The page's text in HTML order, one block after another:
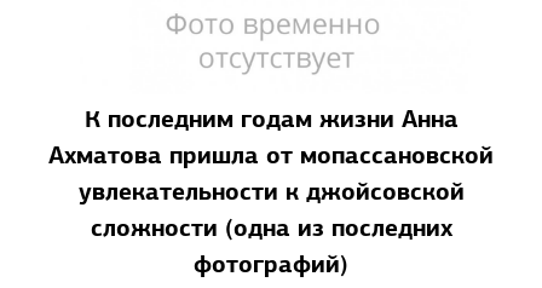
К последним годам жизни Анна
Ахматова пришла от мопассановской
увлекательности к джойсовской
сложности (одна из последних
фотографий)